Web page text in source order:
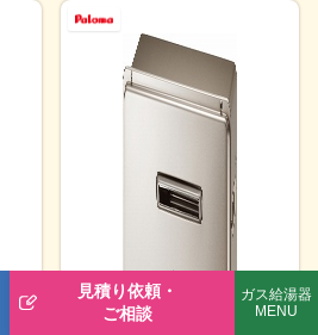
見積り依頼・
ご相談
ガス給湯器
MENU